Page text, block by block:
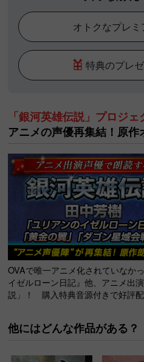
オトクなプレ
特典のプレ
「銀河英雄伝説」プロジェ
アニメの声優再集結！原作
OVAで唯一アニメ化されていなか
イゼルローン日記』他、アニメ出
説」！ 購入特典音源付きで好評配
他にはどんな作品がある？